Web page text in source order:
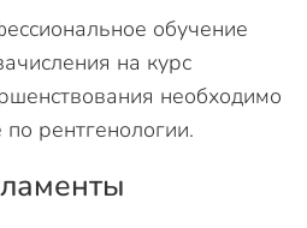
обучение
на курс
необходимо
рентгенологии.